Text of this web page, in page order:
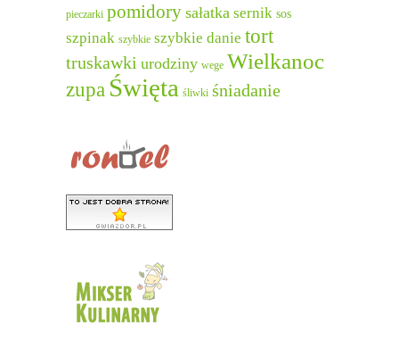
pieczarki pomidory sałatka sernik sos
szpinak szybkie szybkie danie tort
truskawki urodziny wege Wielkanoc
zupa Święta śliwki śniadanie